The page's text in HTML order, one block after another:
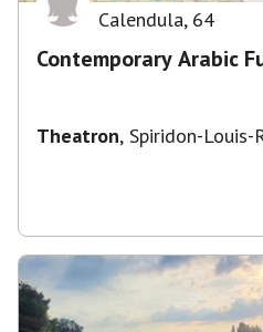
Calendula, 64
Contemporary Arabic
Theatron, Spiridon-Louis-